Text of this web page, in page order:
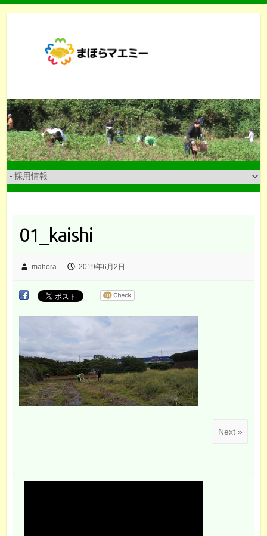
01_kaishi
mahora 2019年6月2日
Next »